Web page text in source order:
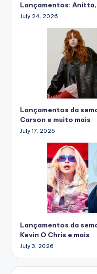
Lançamentos: Anitta,
July 24, 2026
Lançamentos da
Carson e muito mais
July 17, 2026
Lançamentos da
Kevin O Chris e mais
July 3, 2026